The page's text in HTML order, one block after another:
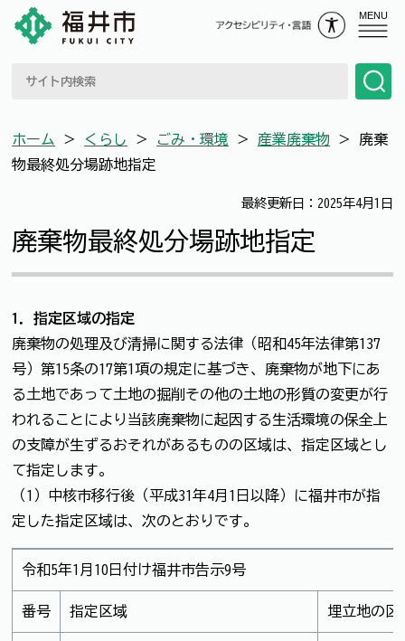
MENU
ホーム ＞ くらし ＞ ごみ・環境 ＞ 産業廃棄物 ＞ 廃棄
物最終処分場跡地指定
最終更新日：2025年4月1日
廃棄物最終処分場跡地指定
1．指定区域の指定
廃棄物の処理及び清掃に関する法律（昭和45年法律第137
号）第15条の17第1項の規定に基づき、廃棄物が地下にあ
る土地であって土地の掘削その他の土地の形質の変更が行
われることにより当該廃棄物に起因する生活環境の保全上
の支障が生ずるおそれがあるものの区域は、指定区域とし
て指定します。
（1）中核市移行後（平成31年4月1日以降）に福井市が指
定した指定区域は、次のとおりです。
令和5年1月10日付け福井市告示9号
番号 指定区域 埋立地の区